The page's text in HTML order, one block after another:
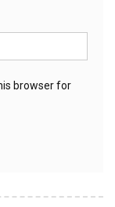
browser for